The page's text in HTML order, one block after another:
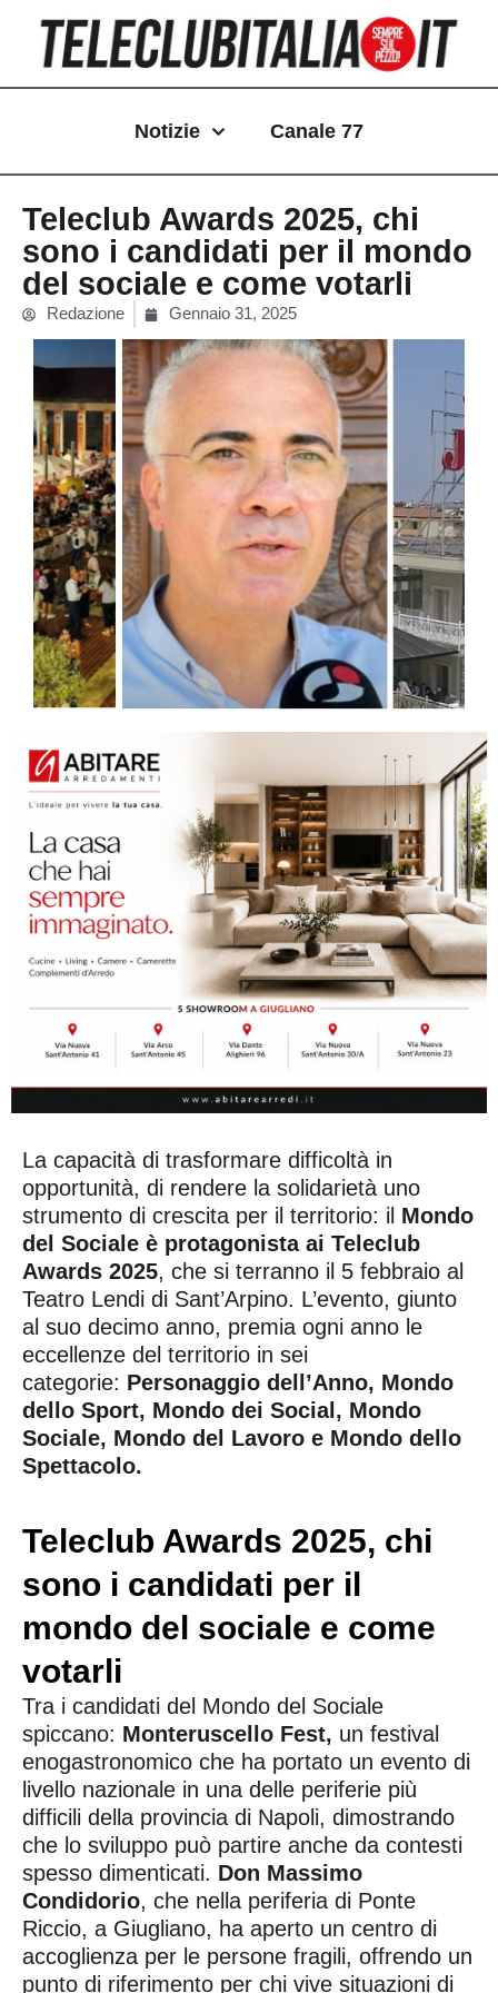
contenuto
Notizie Canale 77
Teleclub Awards 2025, chi
sono i candidati per il mondo
del sociale e come votarli
Redazione Gennaio 31, 2025
La capacità di trasformare difficoltà in
opportunità, di rendere la solidarietà uno
strumento di crescita per il territorio: il Mondo
del Sociale è protagonista ai Teleclub
Awards 2025, che si terranno il 5 febbraio al
Teatro Lendi di Sant’Arpino. L’evento, giunto
al suo decimo anno, premia ogni anno le
eccellenze del territorio in sei
categorie: Personaggio dell’Anno, Mondo
dello Sport, Mondo dei Social, Mondo
Sociale, Mondo del Lavoro e Mondo dello
Spettacolo.
Teleclub Awards 2025, chi
sono i candidati per il
mondo del sociale e come
votarli
Tra i candidati del Mondo del Sociale
spiccano: Monteruscello Fest, un festival
enogastronomico che ha portato un evento di
livello nazionale in una delle periferie più
difficili della provincia di Napoli, dimostrando
che lo sviluppo può partire anche da contesti
spesso dimenticati. Don Massimo
Condidorio, che nella periferia di Ponte
Riccio, a Giugliano, ha aperto un centro di
accoglienza per le persone fragili, offrendo un
punto di riferimento per chi vive situazioni di